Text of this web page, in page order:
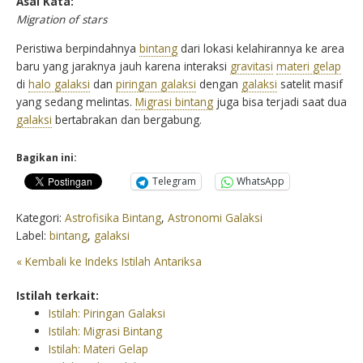
Migration of stars
Peristiwa berpindahnya bintang dari lokasi kelahirannya ke area
baru yang jaraknya jauh karena interaksi gravitasi materi gelap
di halo galaksi dan piringan galaksi dengan galaksi satelit masif
yang sedang melintas. Migrasi bintang juga bisa terjadi saat dua
galaksi bertabrakan dan bergabung.
Bagikan ini:
Telegram
WhatsApp
Kategori: Astrofisika Bintang, Astronomi Galaksi
Label: bintang, galaksi
« Kembali ke Indeks Istilah Antariksa
Istilah terkait:
Istilah: Piringan Galaksi
Istilah: Migrasi Bintang
Istilah: Materi Gelap